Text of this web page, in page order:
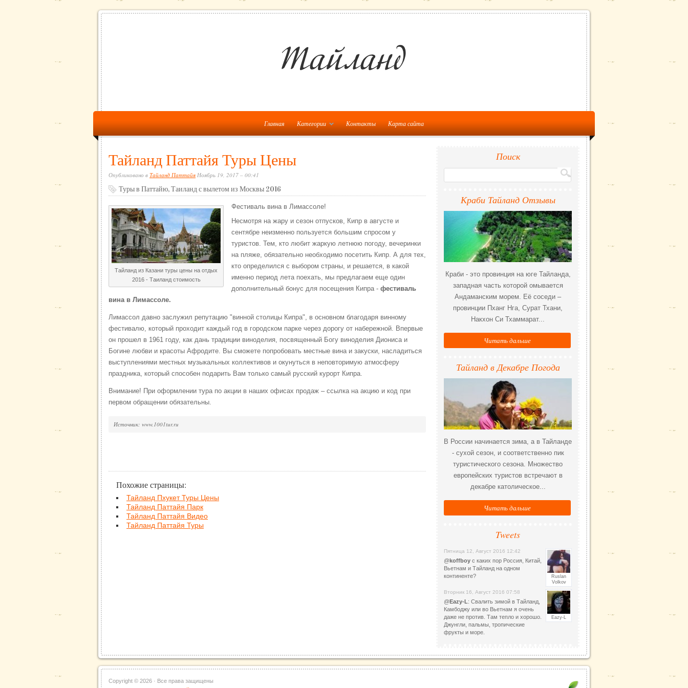
Главная Категории Контакты Карта сайта
Тайланд Паттайя Туры Цены
Опубликовано в Тайланд Паттайя Ноябрь 19, 2017 – 00:41
Туры в Паттайю, Таиланд с вылетом из Москвы 2016
Тайланд из Казани туры цены на отдых
2016 - Таиланд стоимость
Фестиваль вина в Лимассоле!
Несмотря на жару и сезон отпусков, Кипр в августе и
сентябре неизменно пользуется большим спросом у
туристов. Тем, кто любит жаркую летнюю погоду, вечеринки
на пляже, обязательно необходимо посетить Кипр. А для тех,
кто определился с выбором страны, и решается, в какой
именно период лета поехать, мы предлагаем еще один
дополнительный бонус для посещения Кипра - фестиваль
вина в Лимассоле.
Лимассол давно заслужил репутацию "винной столицы Кипра", в основном благодаря винному
фестивалю, который проходит каждый год в городском парке через дорогу от набережной. Впервые
он прошел в 1961 году, как дань традиции виноделия, посвященный Богу виноделия Диониса и
Богине любви и красоты Афродите. Вы сможете попробовать местные вина и закуски, насладиться
выступлениями местных музыкальных коллективов и окунуться в неповторимую атмосферу
праздника, который способен подарить Вам только самый русский курорт Кипра.
Внимание! При оформлении тура по акции в наших офисах продаж – ссылка на акцию и код при
первом обращении обязательны.
Источник: www.1001tur.ru
Похожие страницы:
Тайланд Пхукет Туры Цены
Тайланд Паттайя Парк
Тайланд Паттайя Видео
Тайланд Паттайя Туры
Поиск
Краби Тайланд Отзывы
Краби - это провинция на юге Тайланда,
западная часть которой омывается
Андаманским морем. Её соседи –
провинции Пханг Нга, Сурат Тхани,
Накхон Си Тхаммарат...
Читать дальше
Тайланд в Декабре Погода
В России начинается зима, а в Тайланде
- сухой сезон, и соответственно пик
туристического сезона. Множество
европейских туристов встречают в
декабре католическое...
Читать дальше
Tweets
Пятница 12, Август 2016 12:42
Ruslan
Volkov
@koffboy с каких пор Россия, Китай,
Вьетнам и Тайланд на одном
континенте?
Вторник 16, Август 2016 07:58
Eazy-L
@Eazy-L: Свалить зимой в Тайланд,
Камбоджу или во Вьетнам я очень
даже не против. Там тепло и хорошо.
Джунгли, пальмы, тропические
фрукты и море.
Copyright © 2026 · Все права защищены